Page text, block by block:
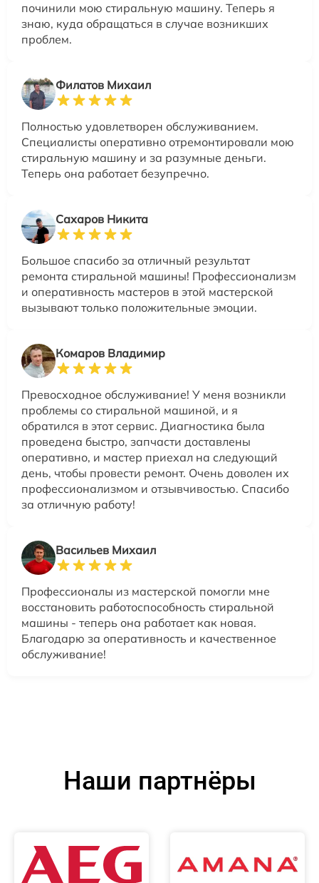
починили мою стиральную машину. Теперь я
знаю, куда обращаться в случае возникших
проблем.
Филатов Михаил
Полностью удовлетворен обслуживанием.
Специалисты оперативно отремонтировали мою
стиральную машину и за разумные деньги.
Теперь она работает безупречно.
Сахаров Никита
Большое спасибо за отличный результат
ремонта стиральной машины! Профессионализм
и оперативность мастеров в этой мастерской
вызывают только положительные эмоции.
Комаров Владимир
Превосходное обслуживание! У меня возникли
проблемы со стиральной машиной, и я
обратился в этот сервис. Диагностика была
проведена быстро, запчасти доставлены
оперативно, и мастер приехал на следующий
день, чтобы провести ремонт. Очень доволен их
профессионализмом и отзывчивостью. Спасибо
за отличную работу!
Васильев Михаил
Профессионалы из мастерской помогли мне
восстановить работоспособность стиральной
машины - теперь она работает как новая.
Благодарю за оперативность и качественное
обслуживание!
Наши партнёры